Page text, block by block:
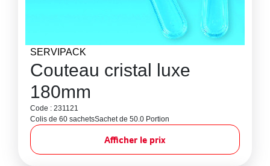
SERVIPACK
Couteau cristal luxe
180mm
Code : 231121
Colis de 60 sachetsSachet de 50.0 Portion
Afficher le prix